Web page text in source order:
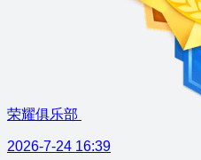
荣耀俱乐部
2026-7-24 16:39